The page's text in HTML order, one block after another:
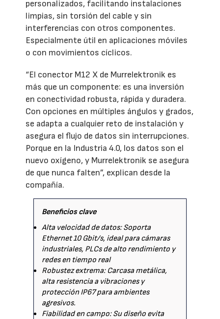
personalizados, facilitando instalaciones
limpias, sin torsión del cable y sin
interferencias con otros componentes.
Especialmente útil en aplicaciones móviles
o con movimientos cíclicos.
“El conector M12 X de Murrelektronik es
más que un componente: es una inversión
en conectividad robusta, rápida y duradera.
Con opciones en múltiples ángulos y grados,
se adapta a cualquier reto de instalación y
asegura el flujo de datos sin interrupciones.
Porque en la Industria 4.0, los datos son el
nuevo oxígeno, y Murrelektronik se asegura
de que nunca falten”, explican desde la
compañía.
Beneficios clave
Alta velocidad de datos: Soporta
Ethernet 10 Gbit/s, ideal para cámaras
industriales, PLCs de alto rendimiento y
redes en tiempo real
Robustez extrema: Carcasa metálica,
alta resistencia a vibraciones y
protección IP67 para ambientes
agresivos.
Fiabilidad en campo: Su diseño evita